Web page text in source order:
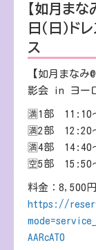
【如月ま
日（日）
ス
【如月まなみ
影会 in ヨー
🈵1部 11:10
🈵2部 12:20
🈵4部 14:40
🈳5部 15:50
料金：8,500
https://
AARcAT0